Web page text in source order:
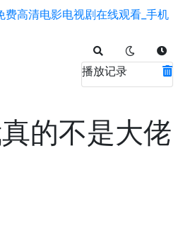
播放记录
的不是大佬